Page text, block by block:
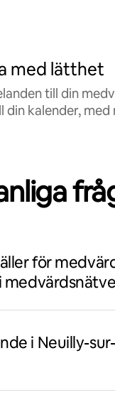
med lätthet
till din
din kalender, med
för
i Neuilly-